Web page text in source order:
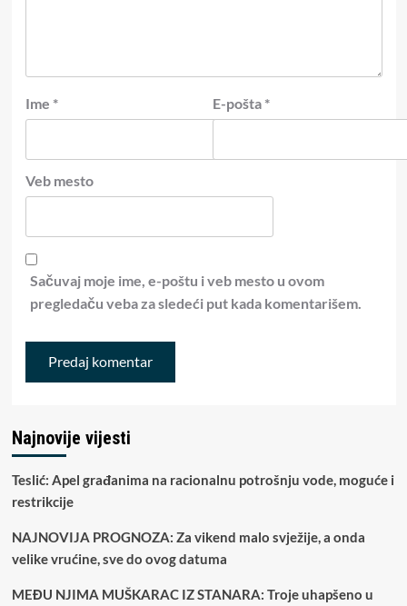
Ime * E-pošta *
Veb mesto
Sačuvaj moje ime, e-poštu i veb mesto u ovom
pregledaču veba za sledeći put kada komentarišem.
Najnovije vijesti
Teslić: Apel građanima na racionalnu potrošnju vode, moguće i
restrikcije
NAJNOVIJA PROGNOZA: Za vikend malo svježije, a onda
velike vrućine, sve do ovog datuma
MEĐU NJIMA MUŠKARAC IZ STANARA: Troje uhapšeno u